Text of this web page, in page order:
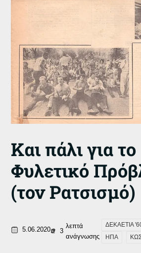
Και πάλι για το
Φυλετικό
(τον Ρατσισμό)
5.06.2020 3
λεπτά
ανάγνωσης
ΔΕΚΑΕΤΙΑ
ΗΠΑ